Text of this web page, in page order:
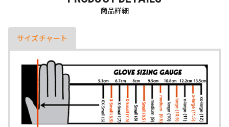
商品詳細
サイズチャート